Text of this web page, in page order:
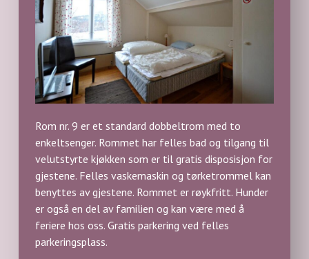
Rom nr. 9 er et standard dobbeltrom med to
enkeltsenger. Rommet har felles bad og tilgang til
velutstyrte kjøkken som er til gratis disposisjon for
gjestene. Felles vaskemaskin og tørketrommel kan
benyttes av gjestene. Rommet er røykfritt. Hunder
er også en del av familien og kan være med å
feriere hos oss. Gratis parkering ved felles
parkeringsplass.